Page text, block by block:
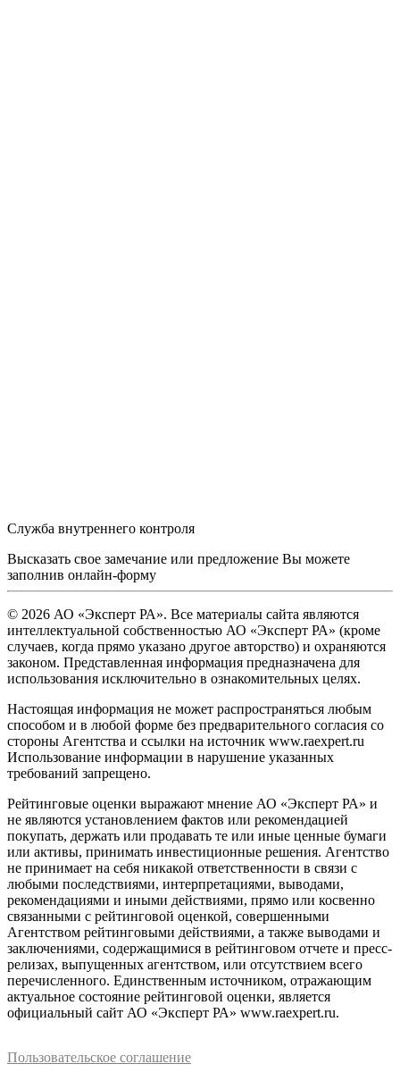
Служба внутреннего контроля
Высказать свое замечание или предложение Вы можете
заполнив онлайн-форму
© 2026 АО «Эксперт РА». Все материалы сайта являются
интеллектуальной собственностью АО «Эксперт РА» (кроме
случаев, когда прямо указано другое авторство) и охраняются
законом. Представленная информация предназначена для
использования исключительно в ознакомительных целях.
Настоящая информация не может распространяться любым
способом и в любой форме без предварительного согласия со
стороны Агентства и ссылки на источник www.raexpert.ru
Использование информации в нарушение указанных
требований запрещено.
Рейтинговые оценки выражают мнение АО «Эксперт РА» и
не являются установлением фактов или рекомендацией
покупать, держать или продавать те или иные ценные бумаги
или активы, принимать инвестиционные решения. Агентство
не принимает на себя никакой ответственности в связи с
любыми последствиями, интерпретациями, выводами,
рекомендациями и иными действиями, прямо или косвенно
связанными с рейтинговой оценкой, совершенными
Агентством рейтинговыми действиями, а также выводами и
заключениями, содержащимися в рейтинговом отчете и пресс-
релизах, выпущенных агентством, или отсутствием всего
перечисленного. Единственным источником, отражающим
актуальное состояние рейтинговой оценки, является
официальный сайт АО «Эксперт РА» www.raexpert.ru.
Пользовательское соглашение